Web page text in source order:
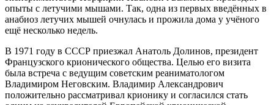
опыты с летучими мышами. Так, одна из первых введённых в
анабиоз летучих мышей очнулась и прожила дома у учёного
ещё несколько недель.
В 1971 году в СССР приезжал Анатоль Долинов, президент
Французского крионического общества. Целью его визита
была встреча с ведущим советским реаниматологом
Владимиром Неговским. Владимир Александрович
положительно рассматривал крионику и согласился стать